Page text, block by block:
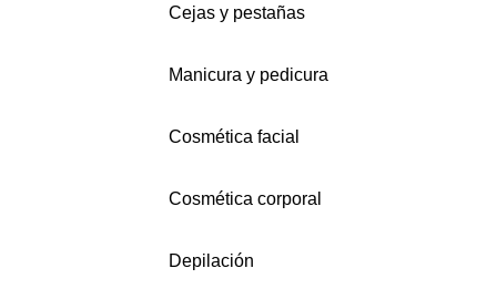
Cejas y pestañas
Manicura y pedicura
Cosmética facial
Cosmética corporal
Depilación